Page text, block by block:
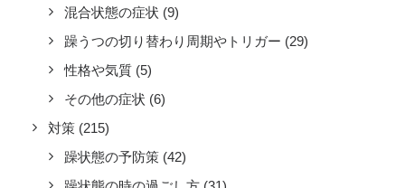
混合状態の症状 (9)
躁うつの切り替わり周期やトリガー (29)
性格や気質 (5)
その他の症状 (6)
対策 (215)
躁状態の予防策 (42)